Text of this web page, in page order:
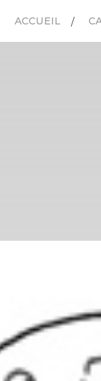
ACCUEIL